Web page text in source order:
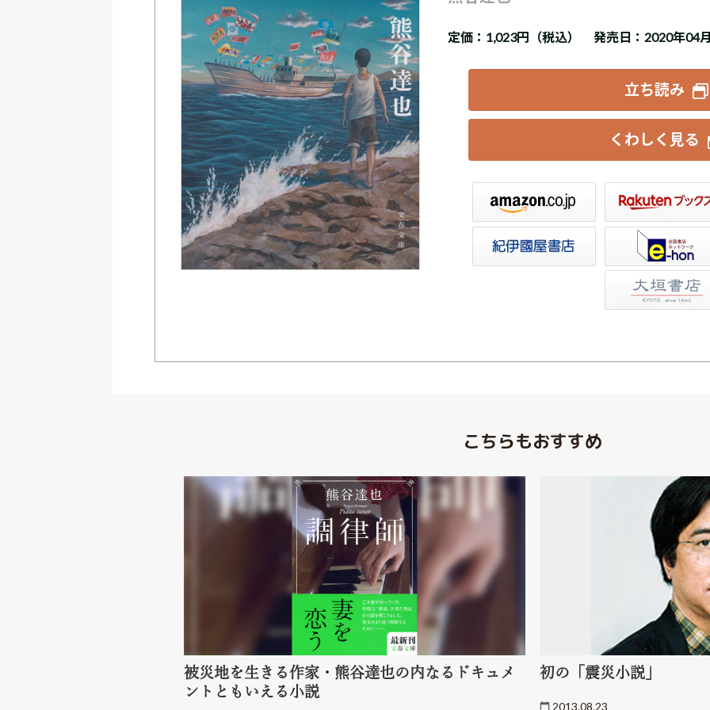
定価： 1,023円（税込） 発売日：2020年04
立ち読み
くわしく見る
Amazon 楽天ブックス セブンネット
紀伊國屋書店ウェブストア
e-hon
こちらもおすすめ
被災地を生きる作家・熊谷達也の内なるドキュメ
ントともいえる小説
初の「震災小説」
2013.08.23